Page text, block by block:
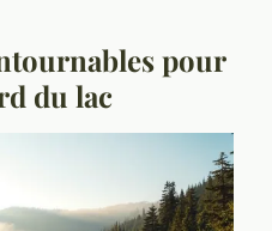
pour
du lac